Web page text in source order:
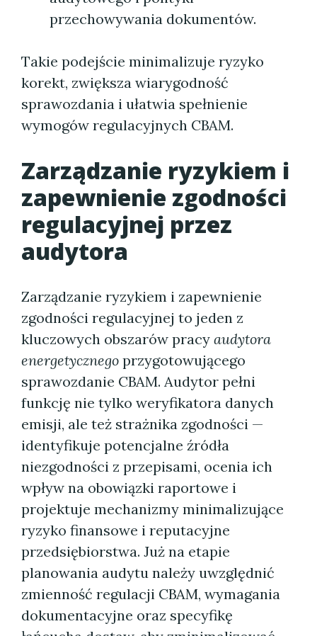
przechowywania dokumentów.
Takie podejście minimalizuje ryzyko
korekt, zwiększa wiarygodność
sprawozdania i ułatwia spełnienie
wymogów regulacyjnych CBAM.
Zarządzanie ryzykiem i
zapewnienie zgodności
regulacyjnej przez
audytora
Zarządzanie ryzykiem i zapewnienie
zgodności regulacyjnej to jeden z
kluczowych obszarów pracy audytora
energetycznego przygotowującego
sprawozdanie CBAM. Audytor pełni
funkcję nie tylko weryfikatora danych
emisji, ale też strażnika zgodności —
identyfikuje potencjalne źródła
niezgodności z przepisami, ocenia ich
wpływ na obowiązki raportowe i
projektuje mechanizmy minimalizujące
ryzyko finansowe i reputacyjne
przedsiębiorstwa. Już na etapie
planowania audytu należy uwzględnić
zmienność regulacji CBAM, wymagania
dokumentacyjne oraz specyfikę